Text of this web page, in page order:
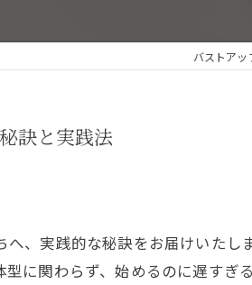
バストア
訣と実践法
、実践的な秘訣をお届けいた
に関わらず、始めるのに遅す